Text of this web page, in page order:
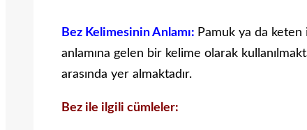
Bez Kelimesinin Anlamı: Pamuk ya da keten
anlamına gelen bir kelime olarak
arasında yer almaktadır.
Bez ile ilgili cümleler: